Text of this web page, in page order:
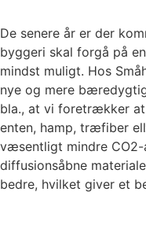
De senere år er der
byggeri skal forgå på
mindst muligt. Hos
nye og mere
bla., at vi foretrækker
enten, hamp, træfiber
væsentligt mindre
diffusionsåbne
bedre, hvilket giver et